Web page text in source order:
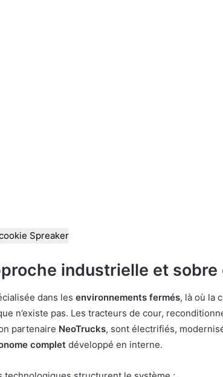
Spreaker
industrielle et sobre
dans les environnements fermés, là où la
n’existe pas. Les tracteurs de cour,
partenaire NeoTrucks, sont électrifiés,
complet développé en interne.